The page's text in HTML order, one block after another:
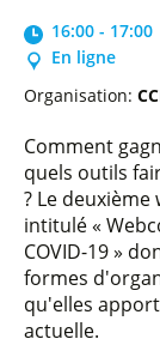
16:00 - 17:00
En ligne
Organisation:
Comment
quels outils
? Le
intitulé «
COVID-19 »
formes
qu'elles
actuelle.